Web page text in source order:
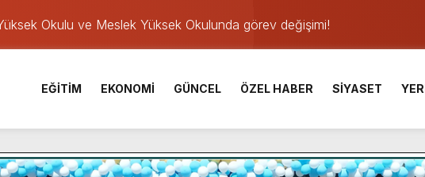
Okulu ve Meslek Yüksek Okulunda görev değişimi!
Üniversite Hazırlık Kursu başvurularında son gün 7 Ağustos.
Yarışması’nda En Zorlu Etap Tamamlandı.
TYP LİSTESİ YAYINLANDI.
Bulut ve Yavuz’un Ezgileriyle Şenlendi.
de olduğu Filistin Konvoyu, güçlenerek ilerliyor.
EĞİTİM EKONOMİ GÜNCEL ÖZEL HABER SİYASET